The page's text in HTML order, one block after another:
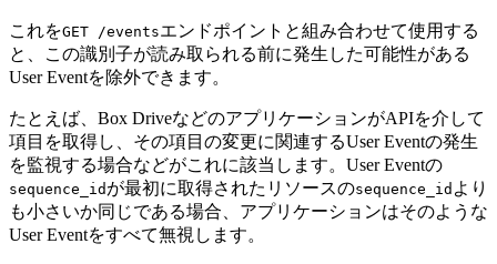
これをGET /eventsエンドポイントと組み合わせて使用する
と、この識別子が読み取られる前に発生した可能性がある
User Eventを除外できます。
たとえば、Box DriveなどのアプリケーションがAPIを介して
項目を取得し、その項目の変更に関連するUser Eventの発生
を監視する場合などがこれに該当します。User Eventの
sequence_id が最初に取得されたリソースのsequence_id より
も小さいか同じである場合、アプリケーションはそのような
User Eventをすべて無視します。